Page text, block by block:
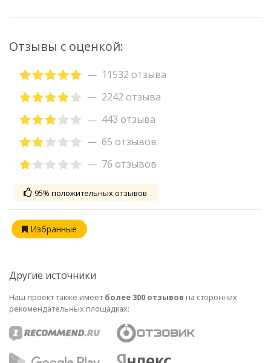
Отзывы с оценкой:
11532 отзыва
2242 отзыва
443 отзыва
65 отзывов
76 отзывов
95% положительных отзывов
Избранные
Другие источники
Наш проект также имеетболее 300 отзывов на сторонних
рекомендательных площадках: